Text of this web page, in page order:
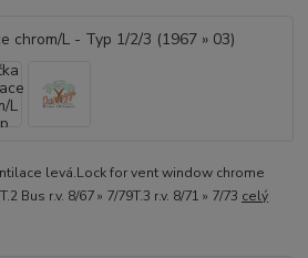
levá.Lock for vent window chrome
Bus r.v. 8/67 » 7/79T.3 r.v. 8/71 » 7/73 celý